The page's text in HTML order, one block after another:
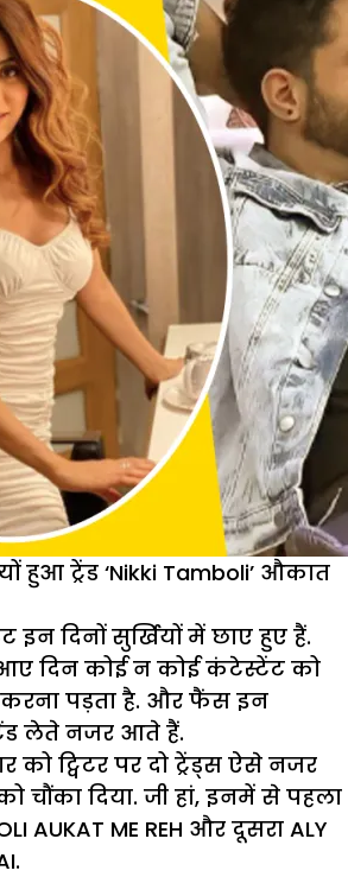
हुआ ट्रेंड ‘Nikki Tamboli’ औकात
इन दिनों सुर्खियों में छाए हुए हैं.
दिन कोई न कोई कंटेस्टेंट को
करना पड़ता है. और फैंस इन
लेते नजर आते हैं.
को ट्विटर पर दो ट्रेंड्स ऐसे नजर
चौंका दिया. जी हां, इनमें से पहला
AUKAT ME REH और दूसरा ALY